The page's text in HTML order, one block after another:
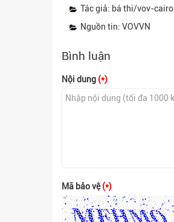
Tác giả: bá thi/vov-cairo
Nguồn tin: VOVVN
Bình luận
Nội dung (*)
Mã bảo vệ(*)